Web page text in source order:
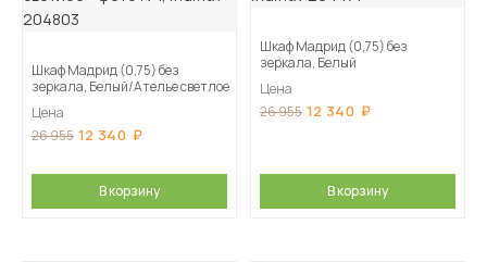
Шкаф Мадрид (0,75) без
зеркала, Белый/Ателье светлое
Цена
26 955 12 340
В корзину
Шкаф Мадрид (0,75) без
зеркала, Белый
Цена
26 955 12 340
В корзину